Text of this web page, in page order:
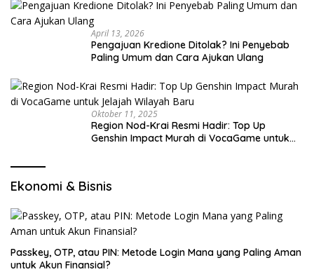
April 13, 2026
Pengajuan Kredione Ditolak? Ini Penyebab
Paling Umum dan Cara Ajukan Ulang
Oktober 11, 2025
Region Nod-Krai Resmi Hadir: Top Up
Genshin Impact Murah di VocaGame untuk
Ekonomi & Bisnis
Passkey, OTP, atau PIN: Metode Login Mana yang Paling Aman
untuk Akun Finansial?